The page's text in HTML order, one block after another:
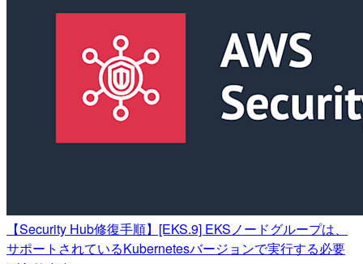
【Security Hub修復手順】[EKS.9] EKSノードグループは、
サポートされているKubernetesバージョンで実行する必要